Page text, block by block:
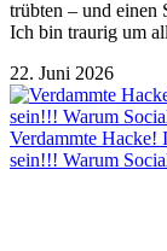
trübten – und einen
Ich bin traurig um
22. Juni 2026
Verdammte
sein!!! Warum